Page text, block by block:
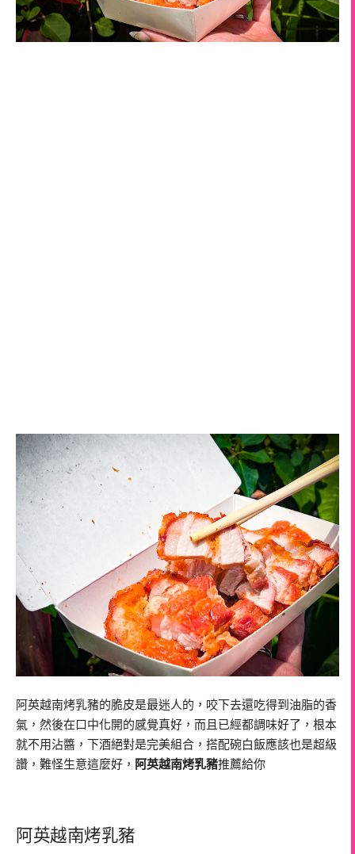
阿英越南烤乳豬的脆皮是最迷人的，咬下去還吃得到油脂的香
氣，然後在口中化開的感覺真好，而且已經都調味好了，根本
就不用沾醬，下酒絕對是完美組合，搭配碗白飯應該也是超級
讚，難怪生意這麼好， 阿英越南烤乳豬推薦給你
阿英越南烤乳豬